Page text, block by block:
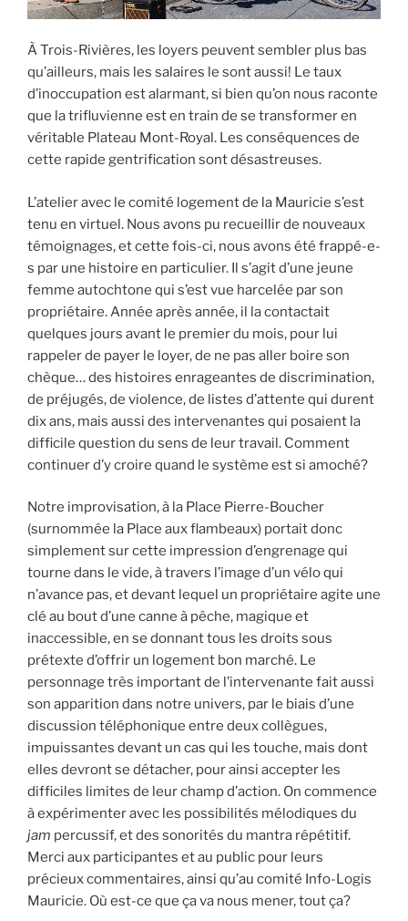
À Trois-Rivières, les loyers peuvent sembler plus bas
qu’ailleurs, mais les salaires le sont aussi! Le taux
d’inoccupation est alarmant, si bien qu’on nous raconte
que la trifluvienne est en train de se transformer en
véritable Plateau Mont-Royal. Les conséquences de
cette rapide gentrification sont désastreuses.
L’atelier avec le comité logement de la Mauricie s’est
tenu en virtuel. Nous avons pu recueillir de nouveaux
témoignages, et cette fois-ci, nous avons été frappé-e-
s par une histoire en particulier. Il s’agit d’une jeune
femme autochtone qui s’est vue harcelée par son
propriétaire. Année après année, il la contactait
quelques jours avant le premier du mois, pour lui
rappeler de payer le loyer, de ne pas aller boire son
chèque… des histoires enrageantes de discrimination,
de préjugés, de violence, de listes d’attente qui durent
dix ans, mais aussi des intervenantes qui posaient la
difficile question du sens de leur travail. Comment
continuer d’y croire quand le système est si amoché?
Notre improvisation, à la Place Pierre-Boucher
(surnommée la Place aux flambeaux) portait donc
simplement sur cette impression d’engrenage qui
tourne dans le vide, à travers l’image d’un vélo qui
n’avance pas, et devant lequel un propriétaire agite une
clé au bout d’une canne à pêche, magique et
inaccessible, en se donnant tous les droits sous
prétexte d’offrir un logement bon marché. Le
personnage très important de l’intervenante fait aussi
son apparition dans notre univers, par le biais d’une
discussion téléphonique entre deux collègues,
impuissantes devant un cas qui les touche, mais dont
elles devront se détacher, pour ainsi accepter les
difficiles limites de leur champ d’action. On commence
à expérimenter avec les possibilités mélodiques du
jam percussif, et des sonorités du mantra répétitif.
Merci aux participantes et au public pour leurs
précieux commentaires, ainsi qu’au comité Info-Logis
Mauricie. Où est-ce que ça va nous mener, tout ça?